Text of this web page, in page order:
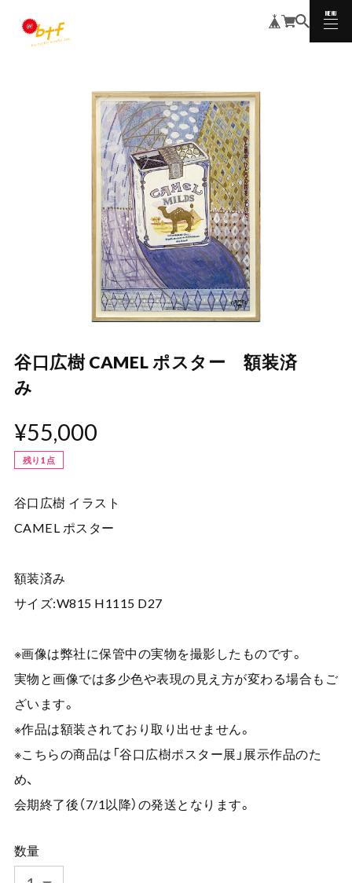
MENU
CLOSE
谷口広樹 CAMEL ポスター 額装済
み
¥55,000
残り1点
谷口広樹 イラスト
CAMEL ポスター
額装済み
サイズ:W815 H1115 D27
※画像は弊社に保管中の実物を撮影したものです。
実物と画像では多少色や表現の見え方が変わる場合もご
ざいます。
※作品は額装されており取り出せません。
※こちらの商品は「谷口広樹ポスター展」展示作品のた
め、
会期終了後（7/1以降）の発送となります。
数量